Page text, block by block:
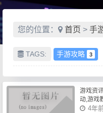
您的位置： 首页 > 手
TAGS: 手游攻略 3
游戏资
动,游戏
4年